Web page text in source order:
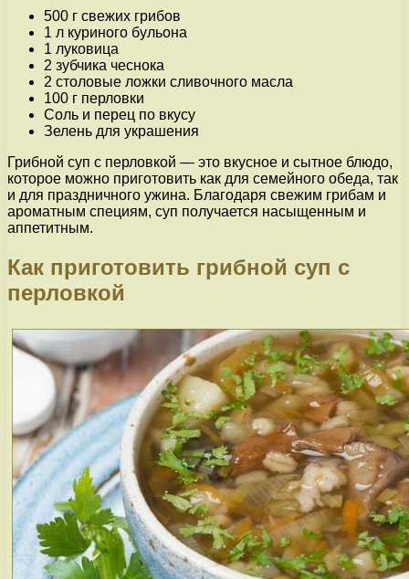
500 г свежих грибов
1 л куриного бульона
1 луковица
2 зубчика чеснока
2 столовые ложки сливочного масла
100 г перловки
Соль и перец по вкусу
Зелень для украшения
Грибной суп с перловкой — это вкусное и сытное блюдо,
которое можно приготовить как для семейного обеда, так
и для праздничного ужина. Благодаря свежим грибам и
ароматным специям, суп получается насыщенным и
аппетитным.
Как приготовить грибной суп с
перловкой